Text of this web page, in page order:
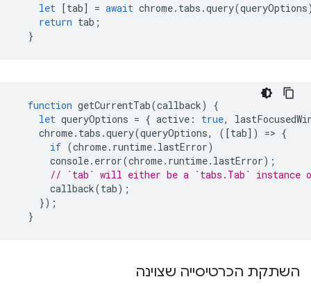
let [tab] = await chrome. tabs .query(queryOptions
return tab ;
}
function getCurrentTab(callback)
{
let queryOptions = { active : true,
chrome. tabs .query(queryOptions, ([tab]) => {
if (chrome. runtime. lastError)
console. error(chrome. runtime. lastError);
// `tab` will either be a `tabs.Tab` instance
callback(tab);
});
}
השתקת הכרטיסייה שצוינה